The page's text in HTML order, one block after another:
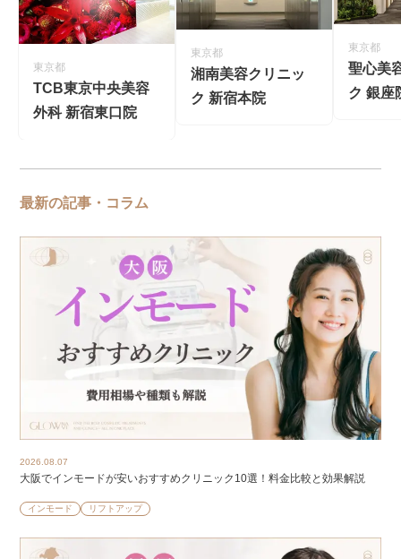
東京都
TCB東京中央美容
外科 新宿東口院
東京都
湘南美容クリニッ
ク 新宿本院
東京都
聖心美
ク 銀座
最新の記事・コラム
2026.08.07
大阪でインモードが安いおすすめクリニック10選！料金比較と効果解説
インモード リフトアップ